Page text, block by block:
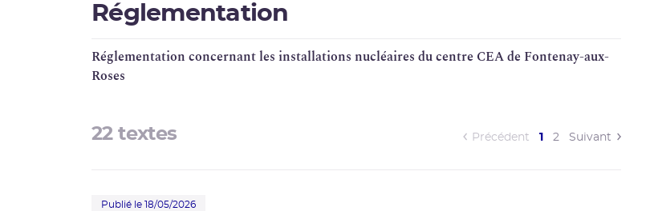
Réacteur EPR de Flamanville
Usine Creusot Forge
Réglementation
Réglementation concernant les installations nucléaires du centre CEAde Fontenay-aux-
Roses
22 textes Précédent 1 (current)
2 Suivant
Publié le 18/05/2026